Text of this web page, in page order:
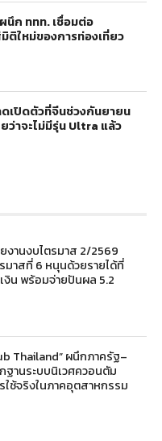
ก ททท. เชื่อมต่อ
ใหม่ของการท่องเที่ยว
ดเปิดตัวที่จีนช่วงกันยายน
ว่าจะไม่มีรุ่น Ultra แล้ว
งานงบไตรมาส 2/2569
มาสที่ 6 หนุนด้วยรายได้ที่
งิน พร้อมจ่ายปันผล 5.2
Thailand” ผนึกภาครัฐ–
ฐานระบบนิเวศควอนตัม
ใช้จริงในภาคอุตสาหกรรม